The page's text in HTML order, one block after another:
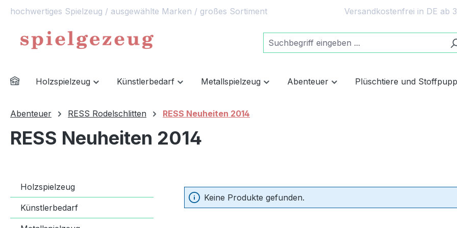
Zur Hauptnavigation springen
hochwertiges Spielzeug / ausgewählte Marken / großes Sortiment Versandkostenfrei in DE ab
Holzspielzeug Künstlerbedarf Metallspielzeug Abenteuer Plüschtiere und
Abenteuer RESS Rodelschlitten RESS Neuheiten 2014
RESS Neuheiten 2014
Holzspielzeug
Künstlerbedarf
Keine Produkte gefunden.